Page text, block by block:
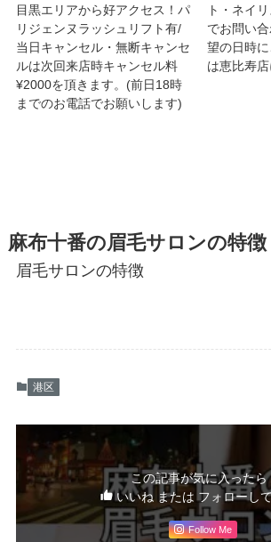
目黒エリアから好アクセス！パ
リジェンヌラッシュリフト有/
当日キャンセル・無断キャンセ
ルは次回来店時キャンセル料
¥2000を頂きます。(前日18時
までのお電話でお願いします)
ト・ネイ
でお問い
望の日時
は恵比寿
麻布十番の眉毛サロンの特徴
眉毛サロンの特徴
港区
この記事が気に入ったら
いいね または フォローし
Follow Me